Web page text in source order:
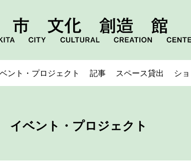
ント・プロジェクト 記事 スペース貸出 シ
イベント・プロジェクト